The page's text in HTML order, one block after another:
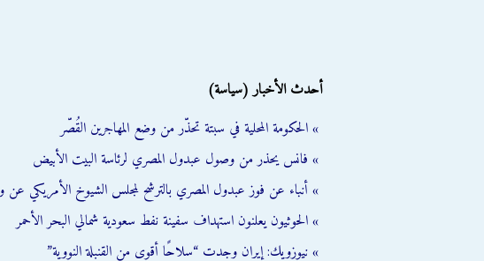
أحدث الأخبار (سياسة)
» الحكومة المحلية في سبتة تحذّر من وضع المهاجرين القُصّر
» فانس يحذر من وصول عبدول المصري لرئاسة البيت الأبيض
» أنباء عن فوز عبدول المصري بالترشح لمجلس الشيوخ الأمريكي عن
» الحوثيون يعلنون استهداف سفينة نفط سعودية شمالي البحر الأحمر
» نيوزويك: إيران وجدت “سلاحًا أقوى من القنبلة النووية”